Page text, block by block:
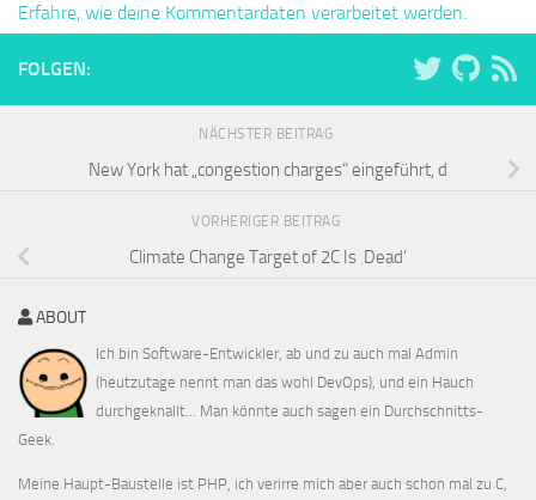
Erfahre, wie deine Kommentardaten verarbeitet werden.
FOLGEN:
NÄCHSTER BEITRAG
New York hat „congestion charges“ eingeführt, d
VORHERIGER BEITRAG
Climate Change Target of 2C Is ‚Dead‘
ABOUT
Ich bin Software-Entwickler, ab und zu auch mal Admin
(heutzutage nennt man das wohl DevOps), und ein Hauch
durchgeknallt... Man könnte auch sagen ein Durchschnitts-
Geek.
Meine Haupt-Baustelle ist PHP, ich verirre mich aber auch schon mal zu C,